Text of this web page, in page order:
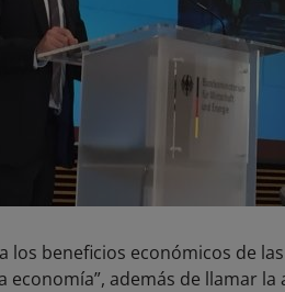
los beneficios económicos de
además de llamar